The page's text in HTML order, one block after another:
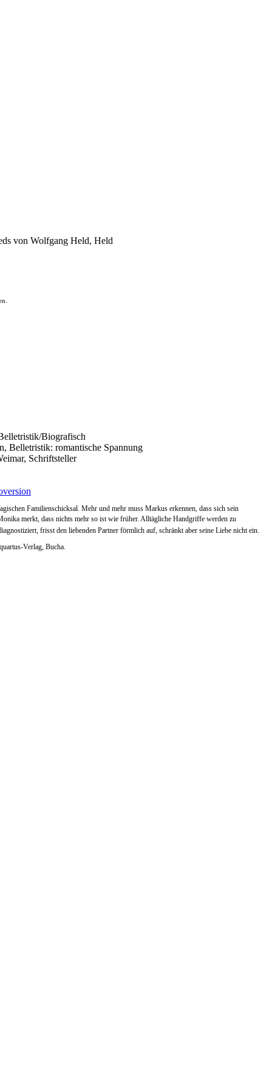
Biografisch
Belletristik: romantische Spannung
Schriftsteller
Familienschicksal. Mehr und mehr muss Markus erkennen, dass sich sein
merkt, dass nichts mehr so ist wie früher. Alltägliche Handgriffe werden zu
frisst den liebenden Partner förmlich auf, schränkt aber seine Liebe nicht ein.
Verlag, Bucha.